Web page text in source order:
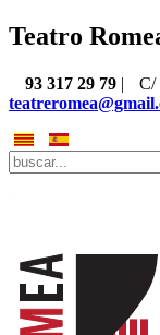
Teatro
93 317 29 79 |
C/